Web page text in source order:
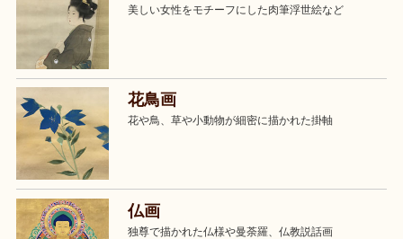
美しい女性をモチーフにした肉筆浮世絵など
花鳥画
花や鳥、草や小動物が細密に描かれた掛軸
仏画
独尊で描かれた仏様や曼荼羅、仏教説話画